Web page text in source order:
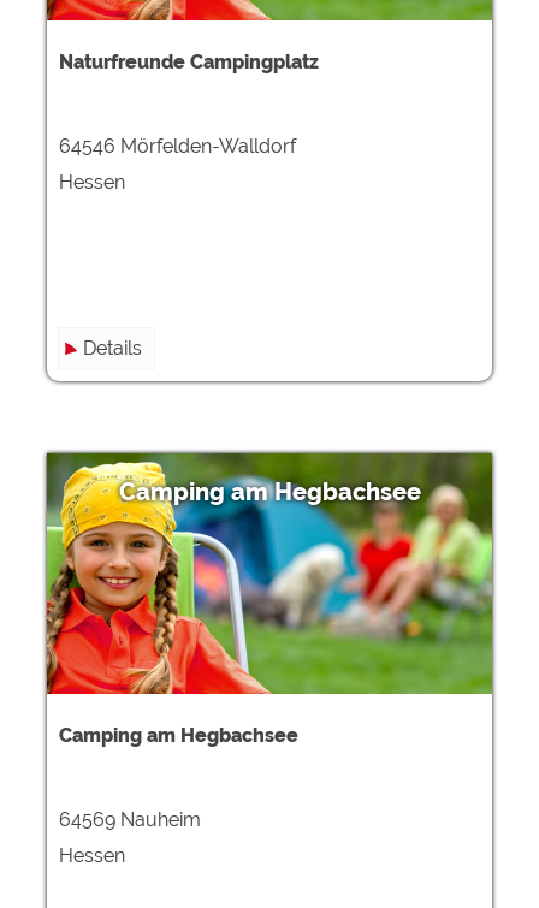
Naturfreunde Campingplatz
64546 Mörfelden-Walldorf
Hessen
Details
Camping am Hegbachsee
Camping am Hegbachsee
64569 Nauheim
Hessen